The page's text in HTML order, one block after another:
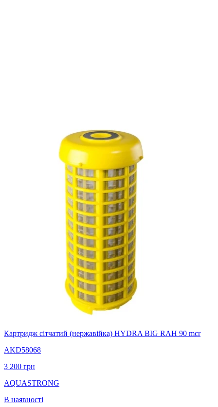
Картридж сітчатий (нержавійка) HYDRA BIG RAH 90 mcr
AKD58068
3 200 грн
AQUASTRONG
В наявності